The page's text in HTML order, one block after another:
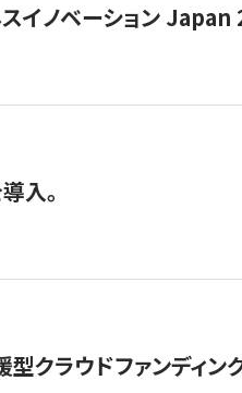
イノベーション
入。
クラウドファンディン